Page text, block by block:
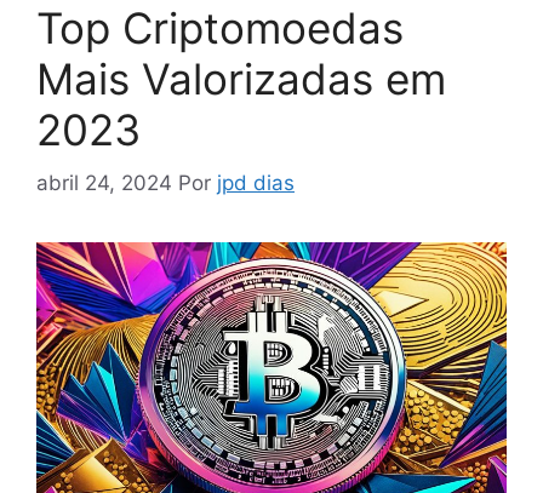
Top Criptomoedas
Mais Valorizadas em
2023
abril 24, 2024 Por jpd dias